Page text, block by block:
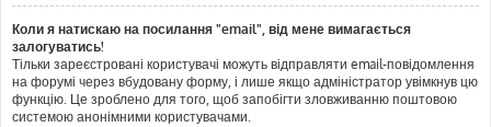
Коли я натискаю на посилання "email", від мене вимагається
залогуватись!
Тільки зареєстровані користувачі можуть відправляти email-повідомлення
на форумі через вбудовану форму, і лише якщо адміністратор увімкнув цю
функцію. Це зроблено для того, щоб запобігти зловживанню поштовою
системою анонімними користувачами.